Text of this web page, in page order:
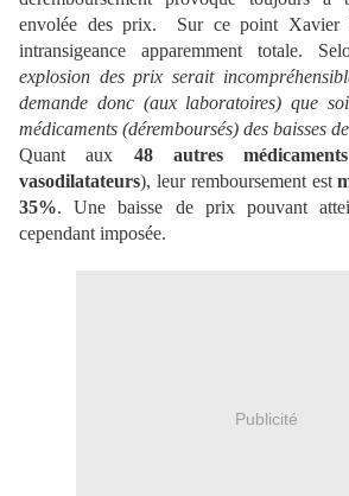
envolée des prix. Sur ce point Xavier
intransigeance apparemment totale.
explosion des prix serait
demande donc (aux laboratoires) que
médicaments (déremboursés) des baisses
Quant aux 48 autres
vasodilatateurs), leur remboursement est
35%. Une baisse de prix pouvant
cependant imposée.
Publicité